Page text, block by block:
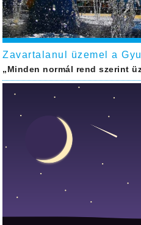
Zavartalanul üzemel a
„Minden normál rend szerint